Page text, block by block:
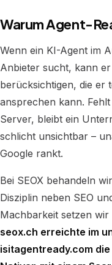
Warum Agent-
Wenn ein KI-Agent im
Anbieter sucht, kann
berücksichtigen, die er
ansprechen kann.
Server, bleibt ein
schlicht unsichtbar –
Google rankt.
Bei SEOX behandeln
Disziplin neben SEO
Machbarkeit setzen wir
seox.ch erreichte im
isitagentready.com